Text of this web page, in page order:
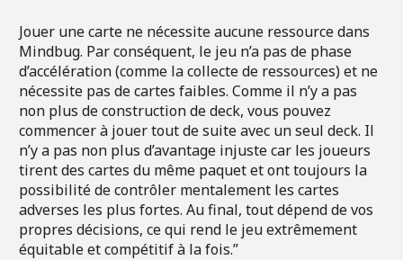
Jouer une carte ne nécessite aucune ressource dans
Mindbug. Par conséquent, le jeu n’a pas de phase
d’accélération (comme la collecte de ressources) et ne
nécessite pas de cartes faibles. Comme il n’y a pas
non plus de construction de deck, vous pouvez
commencer à jouer tout de suite avec un seul deck. Il
n’y a pas non plus d’avantage injuste car les joueurs
tirent des cartes du même paquet et ont toujours la
possibilité de contrôler mentalement les cartes
adverses les plus fortes. Au final, tout dépend de vos
propres décisions, ce qui rend le jeu extrêmement
équitable et compétitif à la fois.”